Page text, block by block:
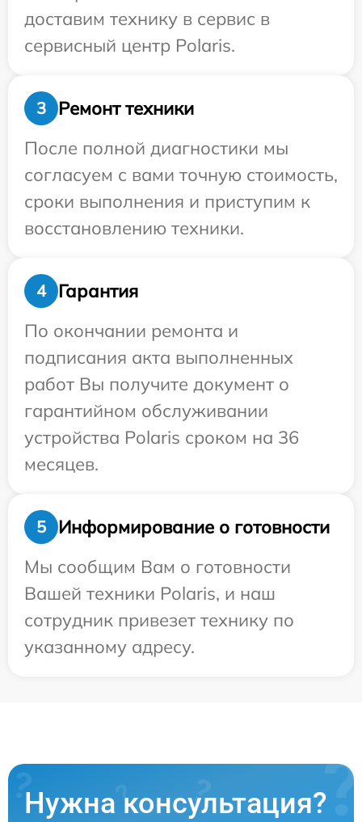
доставим технику в сервис в
сервисный центр Polaris.
3
Ремонт техники
После полной диагностики мы
согласуем с вами точную стоимость,
сроки выполнения и приступим к
восстановлению техники.
4
Гарантия
По окончании ремонта и
подписания акта выполненных
работ Вы получите документ о
гарантийном обслуживании
устройства Polaris сроком на 36
месяцев.
5
Информирование о готовности
Мы сообщим Вам о готовности
Вашей техники Polaris, и наш
сотрудник привезет технику по
указанному адресу.
Нужна консультация?